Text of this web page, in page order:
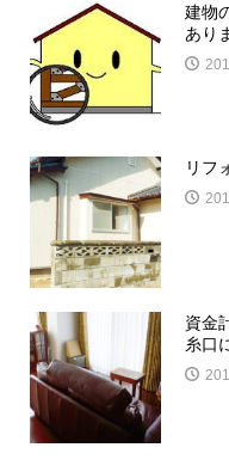
建物
あり
リフ
資金
糸口